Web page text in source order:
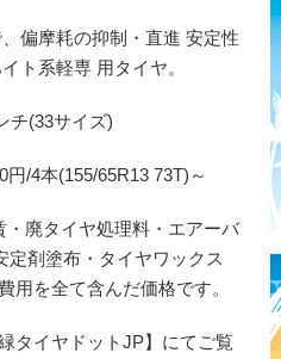
偏摩耗の抑制・直進 安定性
ト系軽専 用タイヤ。
チ(33サイズ)
/4本(155/65R13 73T)～
廃タイヤ処理料・エアーバ
定剤塗布・タイヤワックス
用を全て含んだ価格です。
タイヤドットJP】にてご覧